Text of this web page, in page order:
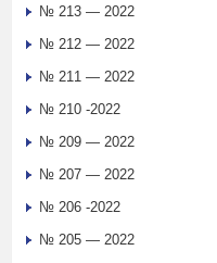
№ 213 — 2022
№ 212 — 2022
№ 211 — 2022
№ 210 -2022
№ 209 — 2022
№ 207 — 2022
№ 206 -2022
№ 205 — 2022